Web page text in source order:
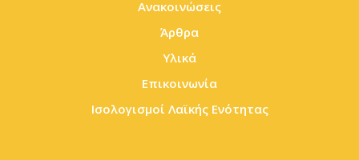
Ανακοινώσεις
Άρθρα
Υλικά
Επικοινωνία
Ισολογισμοί Λαϊκής Ενότητας